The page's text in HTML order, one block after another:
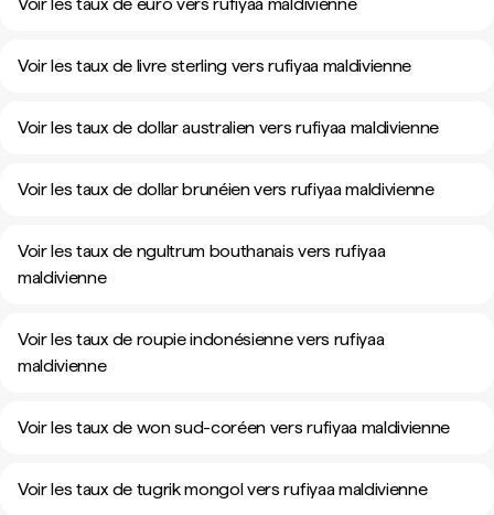
Voir les taux de livre sterling vers rufiyaa maldivienne
Voir les taux de dollar australien vers rufiyaa maldivienne
Voir les taux de dollar brunéien vers rufiyaa maldivienne
Voir les taux de ngultrum bouthanais vers rufiyaa
maldivienne
Voir les taux de roupie indonésienne vers rufiyaa
maldivienne
Voir les taux de won sud-coréen vers rufiyaa maldivienne
Voir les taux de tugrik mongol vers rufiyaa maldivienne